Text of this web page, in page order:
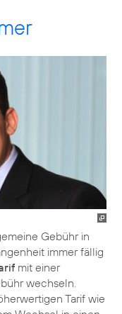
Gebühr in
immer fällig
mit einer
wechseln.
Tarif wie